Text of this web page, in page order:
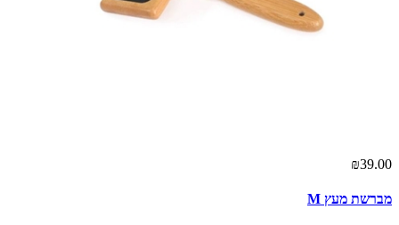
₪39.00
מברשת מעץ M